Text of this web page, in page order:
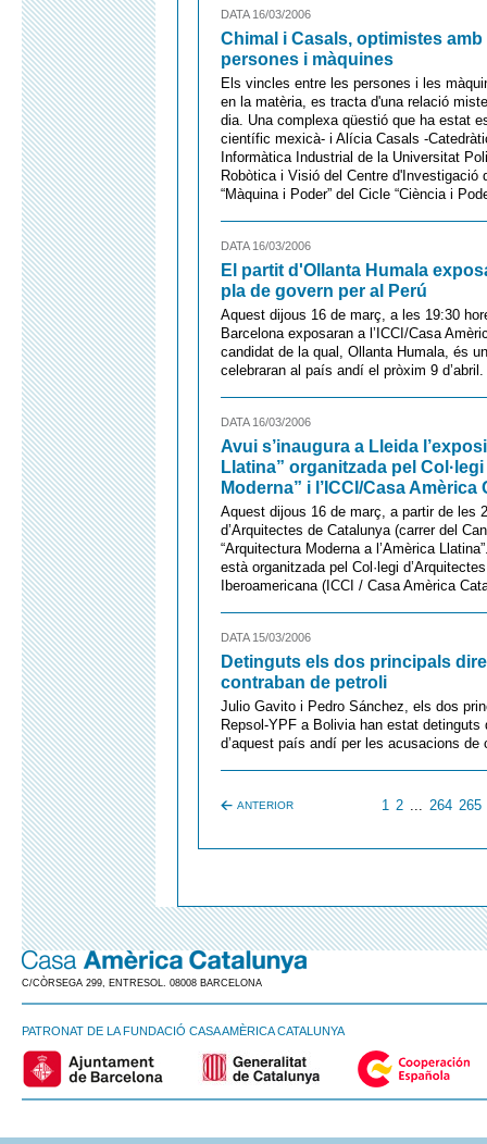
DATA 16/03/2006
Chimal i Casals, optimistes
persones i màquines
Els vincles entre les persones i les
en la matèria, es tracta d'una relació
dia. Una complexa qüestió que ha estat
científic mexicà- i Alícia Casals -
Informàtica Industrial de la Universitat
Robòtica i Visió del Centre
“Màquina i Poder” del Cicle “Ciència i
DATA 16/03/2006
El partit d'Ollanta Humala
pla de govern per al Perú
Aquest dijous 16 de març, a les 19:30
Barcelona exposaran a l’ICCI/Casa
candidat de la qual, Ollanta Humala, és
celebraran al país andí el pròxim 9 d’abril.
DATA 16/03/2006
Avui s’inaugura a Lleida
Llatina” organitzada pel
Moderna” i l’ICCI/Casa Amèrica
Aquest dijous 16 de març, a partir de les
d’Arquitectes de Catalunya (carrer del
“Arquitectura Moderna a l’Amèrica
està organitzada pel Col·legi
Iberoamericana (ICCI / Casa Amèrica
DATA 15/03/2006
Detinguts els dos principals
contraban de petroli
Julio Gavito i Pedro Sánchez, els dos
Repsol-YPF a Bolivia han estat detinguts
d’aquest país andí per les acusacions
ANTERIOR 1 2 ... 264 265
C/CÒRSEGA 299, ENTRESOL. 08008 BARCELONA
PATRONAT DE LA FUNDACIÓ CASA AMÈRICA CATALUNYA